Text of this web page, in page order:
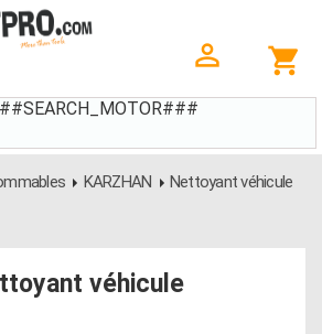
KARZHAN Nettoyant véhicule
véhicule